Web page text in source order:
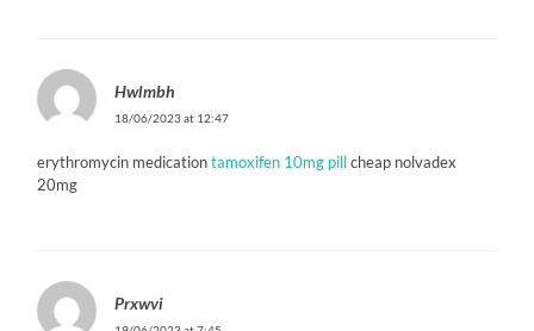
Hwlmbh
18/06/2023 at 12:47
erythromycin medicationtamoxifen 10mg pillcheap nolvadex
20mg
Prxwvi